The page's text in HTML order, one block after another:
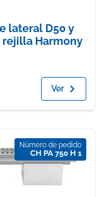
lateral D50 y
rejilla Harmony
Ver
Número de pedido
CH PA 750 H 1